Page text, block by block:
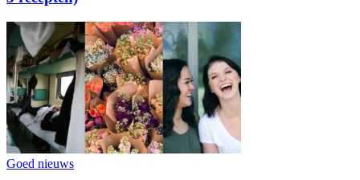
Goed nieuws